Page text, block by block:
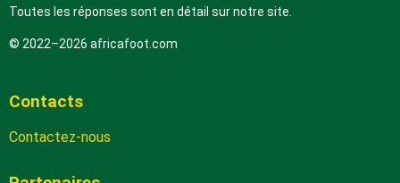
Toutes les réponses sont en détail sur notre site.
© 2022–2026 africafoot.com
Contacts
Contactez-nous